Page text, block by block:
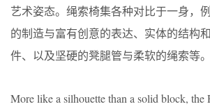
艺术姿态。绳索椅集各种对比于一身，
的制造与富有创意的表达、实体的结构
件、以及坚硬的凳腿管与柔软的绳索等。
More like a silhouette than a solid block, the